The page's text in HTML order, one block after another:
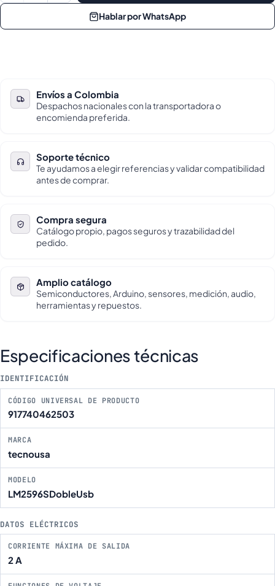
Hablar por WhatsApp
Envíos a Colombia
Despachos nacionales con la transportadora o
encomienda preferida.
Soporte técnico
Te ayudamos a elegir referencias y validar compatibilidad
antes de comprar.
Compra segura
Catálogo propio, pagos seguros y trazabilidad del
pedido.
Amplio catálogo
Semiconductores, Arduino, sensores, medición, audio,
herramientas y repuestos.
Especificaciones técnicas
IDENTIFICACIÓN
CÓDIGO UNIVERSAL DE PRODUCTO
917740462503
MARCA
tecnousa
MODELO
LM2596SDobleUsb
DATOS ELÉCTRICOS
CORRIENTE MÁXIMA DE SALIDA
2 A